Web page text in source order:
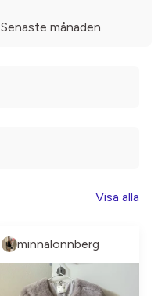
Senaste månaden
Visa alla
minnalonnberg